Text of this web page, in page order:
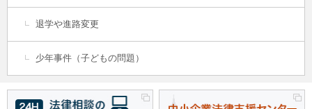
退学や進路変更
少年事件（子どもの問題）